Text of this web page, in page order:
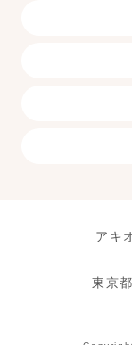
アキ
東京